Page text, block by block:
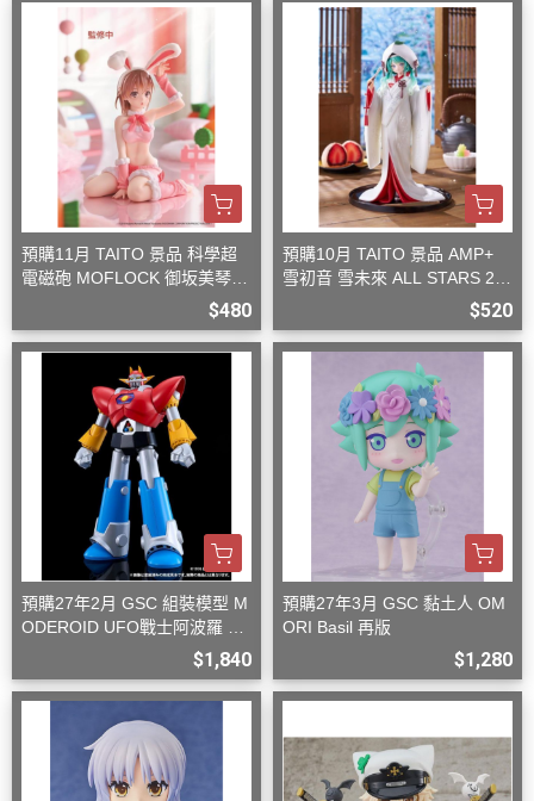
預購11月 TAITO 景品 科學超
電磁砲 MOFLOCK 御坂美琴
$480
預購10月 TAITO 景品 AMP+
雪初音 雪未來 ALL STARS 20
$520
預購27年2月 GSC 組裝模型 M
ODEROID UFO戰士阿波羅 大
$1,840
預購27年3月 GSC 黏土人 OM
ORI Basil 再版
$1,280